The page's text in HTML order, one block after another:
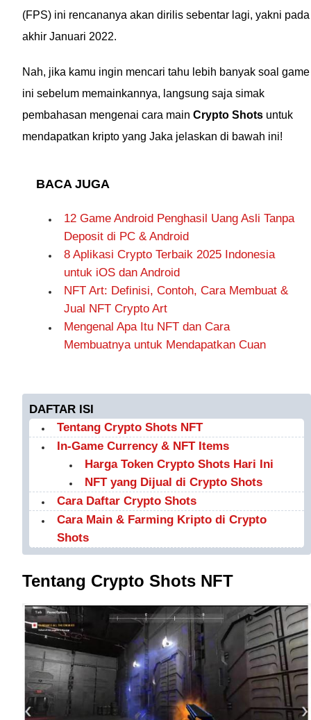
(FPS) ini rencananya akan dirilis sebentar lagi, yakni pada
akhir Januari 2022.
Nah, jika kamu ingin mencari tahu lebih banyak soal game
ini sebelum memainkannya, langsung saja simak
pembahasan mengenai cara main Crypto Shots untuk
mendapatkan kripto yang Jaka jelaskan di bawah ini!
BACA JUGA
12 Game Android Penghasil Uang Asli Tanpa
Deposit di PC & Android
8 Aplikasi Crypto Terbaik 2025 Indonesia
untuk iOS dan Android
NFT Art: Definisi, Contoh, Cara Membuat &
Jual NFT Crypto Art
Mengenal Apa Itu NFT dan Cara
Membuatnya untuk Mendapatkan Cuan
DAFTAR ISI
Tentang Crypto Shots NFT
In-Game Currency & NFT Items
Harga Token Crypto Shots Hari Ini
NFT yang Dijual di Crypto Shots
Cara Daftar Crypto Shots
Cara Main & Farming Kripto di Crypto
Shots
Tentang Crypto Shots NFT